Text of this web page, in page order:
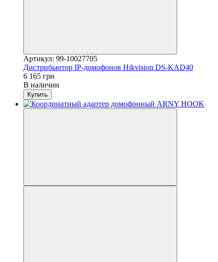
Артикул: 99-10027705
Дистрибьютор IP-домофонов Hikvision DS-KAD40
6 165 грн
В наличии
Купить